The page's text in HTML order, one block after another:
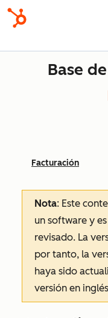
Base
Facturación
Nota: Este
un software y
revisado. La
por tanto, la
haya sido
versión en